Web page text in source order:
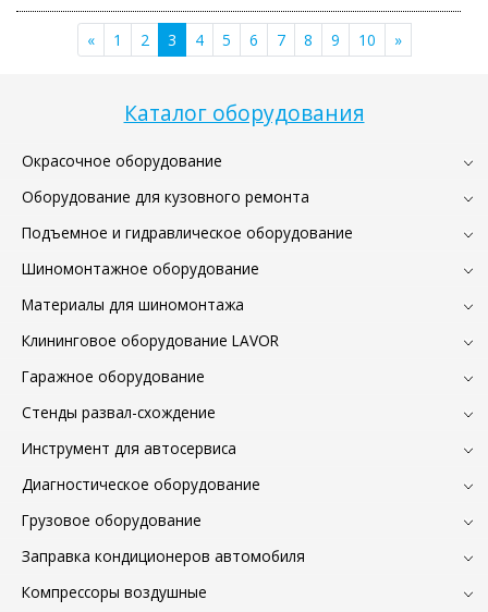
Каталог оборудования
Окрасочное оборудование
Оборудование для кузовного ремонта
Подъемное и гидравлическое оборудование
Шиномонтажное оборудование
Материалы для шиномонтажа
Клининговое оборудование LAVOR
Гаражное оборудование
Стенды развал-схождение
Инструмент для автосервиса
Диагностическое оборудование
Грузовое оборудование
Заправка кондиционеров автомобиля
Компрессоры воздушные
« 1 2 3 4 5 6 7 8 9 10 »